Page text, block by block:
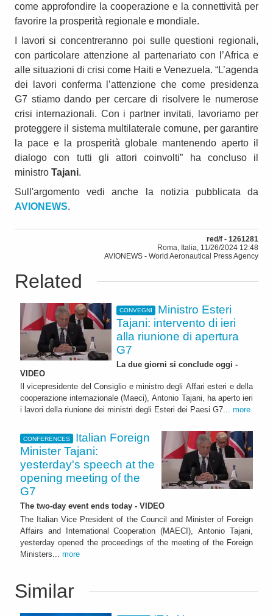
come approfondire la cooperazione e la connettività per
favorire la prosperità regionale e mondiale.
I lavori si concentreranno poi sulle questioni regionali,
con particolare attenzione al partenariato con l’Africa e
alle situazioni di crisi come Haiti e Venezuela. “L’agenda
dei lavori conferma l’attenzione che come presidenza
G7 stiamo dando per cercare di risolvere le numerose
crisi internazionali. Con i partner invitati, lavoriamo per
proteggere il sistema multilaterale comune, per garantire
la pace e la prosperità globale mantenendo aperto il
dialogo con tutti gli attori coinvolti” ha concluso il
ministro Tajani.
Sull'argomento vedi anche la notizia pubblicata da
AVIONEWS.
red/f - 1261281
Roma, Italia, 11/26/2024 12:48
AVIONEWS - World Aeronautical Press Agency
Related
CONVEGNI
Ministro Esteri
Tajani: intervento di ieri
alla riunione di apertura
G7
La due giorni si conclude oggi -
VIDEO
Il vicepresidente del Consiglio e ministro degli Affari esteri e della
cooperazione internazionale (Maeci), Antonio Tajani, ha aperto ieri
i lavori della riunione dei ministri degli Esteri dei Paesi G7... more
CONFERENCES
Italian Foreign
Minister Tajani:
yesterday's speech at the
opening meeting of the
G7
The two-day event ends today - VIDEO
The Italian Vice President of the Council and Minister of Foreign
Affairs and International Cooperation (MAECI), Antonio Tajani,
yesterday opened the proceedings of the meeting of the Foreign
Ministers... more
Similar